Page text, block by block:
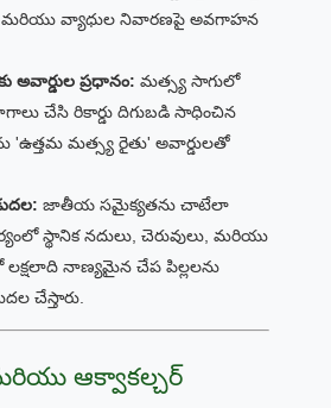
మరియు వ్యాధుల నివారణపై అవగాహన
అవార్డుల ప్రధానం: మత్స్య సాగులో
చేసి రికార్డు దిగుబడి సాధించిన
'ఉత్తమ మత్స్య రైతు' అవార్డులతో
జాతీయ సమైక్యతను చాటేలా
స్థానిక నదులు, చెరువులు, మరియు
నాణ్యమైన చేప పిల్లలను
చేస్తారు.
ఆక్వాకల్చర్